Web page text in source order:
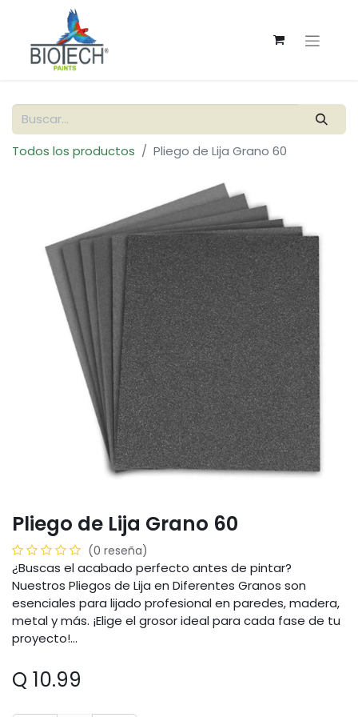
Todos los productos Pliego de Lija Grano 60
Pliego de Lija Grano 60
(0 reseña)
¿Buscas el acabado perfecto antes de pintar?
Nuestros Pliegos de Lija en Diferentes Granos son
esenciales para lijado profesional en paredes, madera,
metal y más. ¡Elige el grosor ideal para cada fase de tu
proyecto!...
Q 10.99